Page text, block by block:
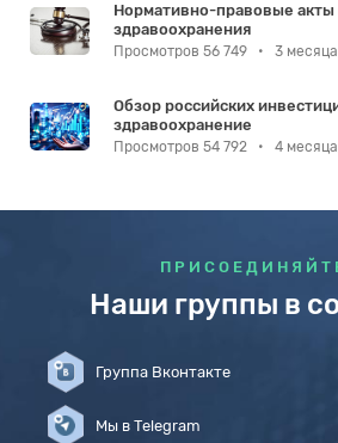
Нормативно-правовые
здравоохранения
Просмотров 56 749 • 3
Обзор российских
здравоохранение
Просмотров 54 792 • 4
Наши группы в
Группа Вконтакте
Мы в Telegram